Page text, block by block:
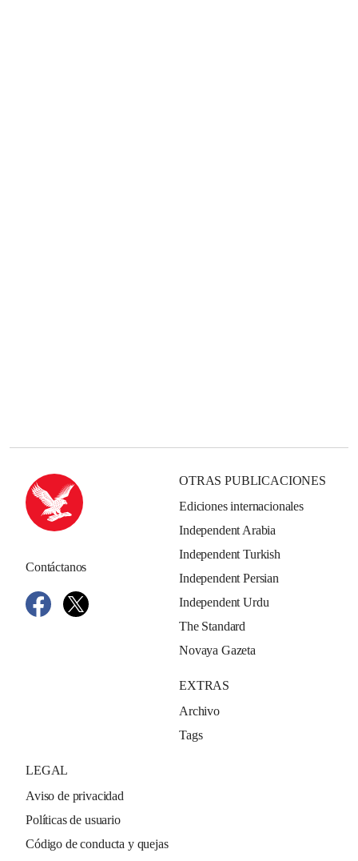
Contáctanos
OTRAS PUBLICACIONES
Ediciones internacionales
Independent Arabia
Independent Turkish
Independent Persian
Independent Urdu
The Standard
Novaya Gazeta
EXTRAS
Archivo
Tags
LEGAL
Aviso de privacidad
Políticas de usuario
Código de conducta y quejas